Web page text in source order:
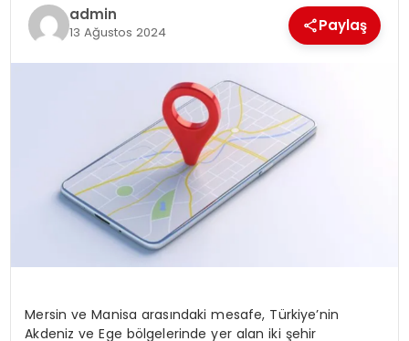
admin
13 Ağustos 2024 Paylaş
Mersin ve Manisa arasındaki mesafe, Türkiye’nin
Akdeniz ve Ege bölgelerinde yer alan iki şehir